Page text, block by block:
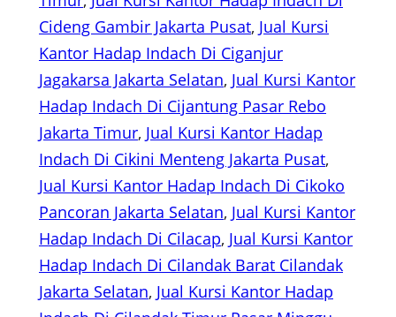
Cideng Gambir Jakarta Pusat, Jual Kursi
Kantor Hadap Indach Di Ciganjur
Jagakarsa Jakarta Selatan, Jual Kursi Kantor
Hadap Indach Di Cijantung Pasar Rebo
Jakarta Timur, Jual Kursi Kantor Hadap
Indach Di Cikini Menteng Jakarta Pusat
Jual Kursi Kantor Hadap Indach Di Cikoko
Pancoran Jakarta Selatan, Jual Kursi Kantor
Hadap Indach Di Cilacap, Jual Kursi Kantor
Hadap Indach Di Cilandak Barat Cilandak
Jakarta Selatan, Jual Kursi Kantor Hadap